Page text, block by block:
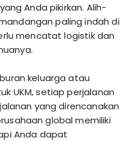
Anda pikirkan. Alih-
paling indah di
mencatat logistik dan
keluarga atau
UKM, setiap perjalanan
yang direncanakan
global memiliki
Anda dapat